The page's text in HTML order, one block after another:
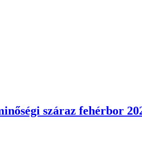
száraz fehérbor